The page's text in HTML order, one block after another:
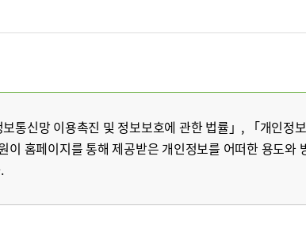
공고
부민병원 40주년 역사관
통신망 이용촉진 및 정보보호에 관한 법률」, 「개인정
홈페이지를 통해 제공받은 개인정보를 어떠한 용도와
언론보도
건강
매거진:BLOG 부민